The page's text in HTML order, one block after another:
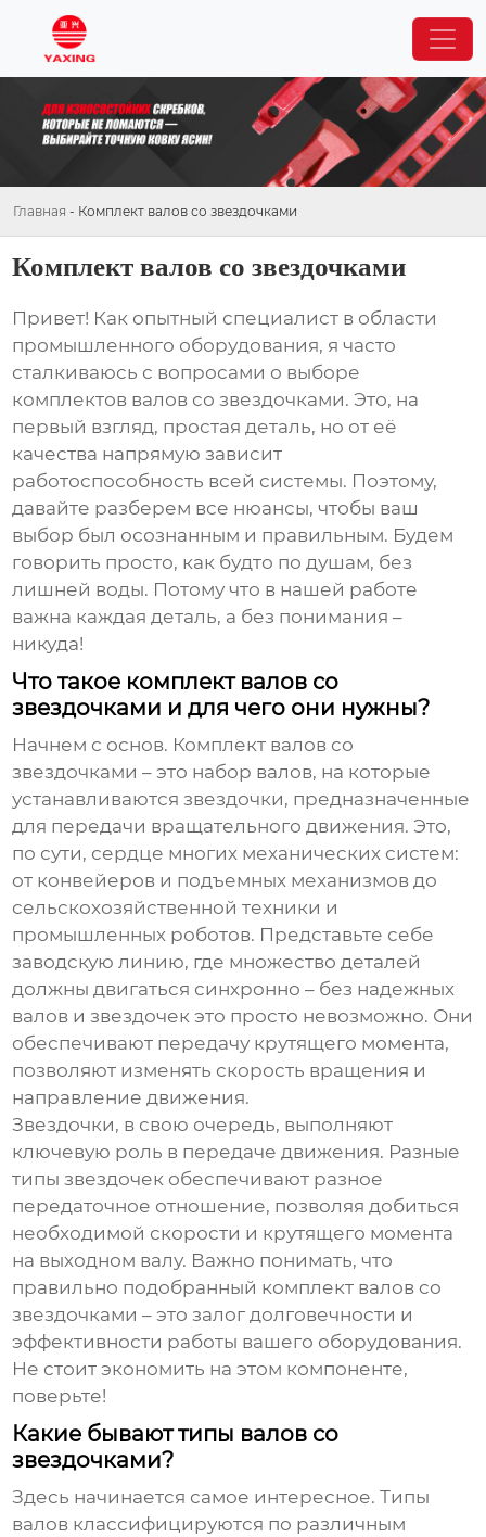
Главная - Комплект валов со звездочками
Комплект валов со звездочками
Привет! Как опытный специалист в области
промышленного оборудования, я часто
сталкиваюсь с вопросами о выборе
комплектов валов со звездочками. Это, на
первый взгляд, простая деталь, но от её
качества напрямую зависит
работоспособность всей системы. Поэтому,
давайте разберем все нюансы, чтобы ваш
выбор был осознанным и правильным. Будем
говорить просто, как будто по душам, без
лишней воды. Потому что в нашей работе
важна каждая деталь, а без понимания –
никуда!
Что такое комплект валов со
звездочками и для чего они нужны?
Начнем с основ. Комплект валов со
звездочками – это набор валов, на которые
устанавливаются звездочки, предназначенные
для передачи вращательного движения. Это,
по сути, сердце многих механических систем:
от конвейеров и подъемных механизмов до
сельскохозяйственной техники и
промышленных роботов. Представьте себе
заводскую линию, где множество деталей
должны двигаться синхронно – без надежных
валов и звездочек это просто невозможно. Они
обеспечивают передачу крутящего момента,
позволяют изменять скорость вращения и
направление движения.
Звездочки, в свою очередь, выполняют
ключевую роль в передаче движения. Разные
типы звездочек обеспечивают разное
передаточное отношение, позволяя добиться
необходимой скорости и крутящего момента
на выходном валу. Важно понимать, что
правильно подобранный комплект валов со
звездочками – это залог долговечности и
эффективности работы вашего оборудования.
Не стоит экономить на этом компоненте,
поверьте!
Какие бывают типы валов со
звездочками?
Здесь начинается самое интересное. Типы
валов классифицируются по различным